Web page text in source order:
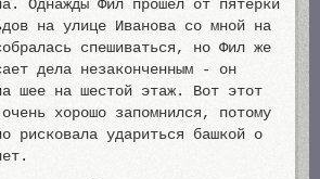
Однажды Фил прошел от пятерки
на улице Иванова со мной на
спешиваться, но Фил же
дела незаконченным - он
шее на шестой этаж. Вот этот
хорошо запомнился, потому
рисковала удариться башкой о